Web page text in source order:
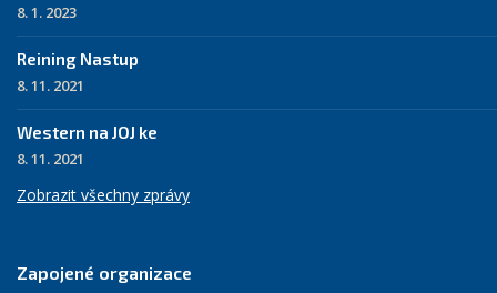
8. 1. 2023
Reining Nastup
8. 11. 2021
Western na JOJ ke
8. 11. 2021
Zobrazit všechny zprávy
Zapojené organizace